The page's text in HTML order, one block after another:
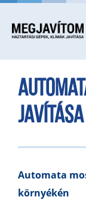
Automata
környékén